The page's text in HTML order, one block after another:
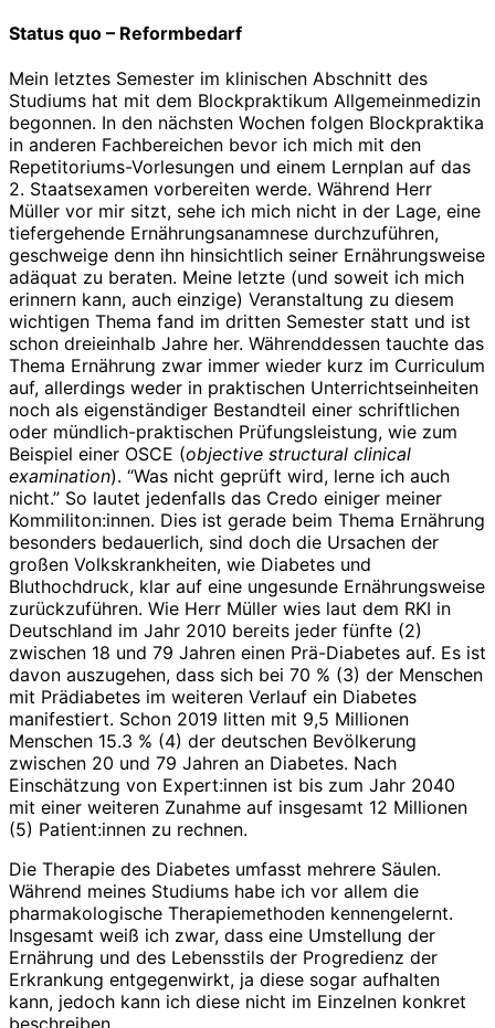
Status quo – Reformbedarf
Mein letztes Semester im klinischen Abschnitt des
Studiums hat mit dem Blockpraktikum Allgemeinmedizin
begonnen. In den nächsten Wochen folgen Blockpraktika
in anderen Fachbereichen bevor ich mich mit den
Repetitoriums-Vorlesungen und einem Lernplan auf das
2. Staatsexamen vorbereiten werde. Während Herr
Müller vor mir sitzt, sehe ich mich nicht in der Lage, eine
tiefergehende Ernährungsanamnese durchzuführen,
geschweige denn ihn hinsichtlich seiner Ernährungsweise
adäquat zu beraten. Meine letzte (und soweit ich mich
erinnern kann, auch einzige) Veranstaltung zu diesem
wichtigen Thema fand im dritten Semester statt und ist
schon dreieinhalb Jahre her. Währenddessen tauchte das
Thema Ernährung zwar immer wieder kurz im Curriculum
auf, allerdings weder in praktischen Unterrichtseinheiten
noch als eigenständiger Bestandteil einer schriftlichen
oder mündlich-praktischen Prüfungsleistung, wie zum
Beispiel einer OSCE (objective structural clinical
examination). “Was nicht geprüft wird, lerne ich auch
nicht.” So lautet jedenfalls das Credo einiger meiner
Kommiliton:innen. Dies ist gerade beim Thema Ernährung
besonders bedauerlich, sind doch die Ursachen der
großen Volkskrankheiten, wie Diabetes und
Bluthochdruck, klar auf eine ungesunde Ernährungsweise
zurückzuführen. Wie Herr Müller wies laut dem RKI in
Deutschland im Jahr 2010 bereits jeder fünfte (2)
zwischen 18 und 79 Jahren einen Prä-Diabetes auf. Es ist
davon auszugehen, dass sich bei 70 % (3) der Menschen
mit Prädiabetes im weiteren Verlauf ein Diabetes
manifestiert. Schon 2019 litten mit 9,5 Millionen
Menschen 15.3 % (4) der deutschen Bevölkerung
zwischen 20 und 79 Jahren an Diabetes. Nach
Einschätzung von Expert:innen ist bis zum Jahr 2040
mit einer weiteren Zunahme auf insgesamt 12 Millionen
(5) Patient:innen zu rechnen.
Die Therapie des Diabetes umfasst mehrere Säulen.
Während meines Studiums habe ich vor allem die
pharmakologische Therapiemethoden kennengelernt.
Insgesamt weiß ich zwar, dass eine Umstellung der
Ernährung und des Lebensstils der Progredienz der
Erkrankung entgegenwirkt, ja diese sogar aufhalten
kann, jedoch kann ich diese nicht im Einzelnen konkret
beschreiben.